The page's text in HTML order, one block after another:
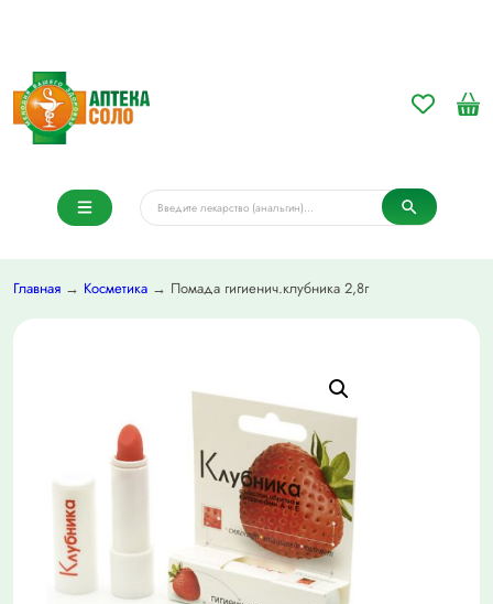
Главная → Косметика → Помада гигиенич.клубника 2,8г